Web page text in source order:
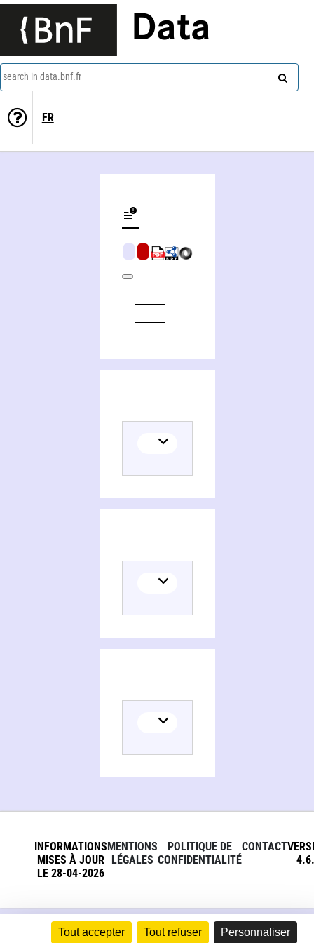
Tout accepter Tout refuser Personnaliser
Data
search in data.bnf.fr
FR
INFORMATIONS
MISES À JOUR
LE 28-04-2026
MENTIONS
LÉGALES
POLITIQUE DE
CONFIDENTIALITÉ
CONTACT